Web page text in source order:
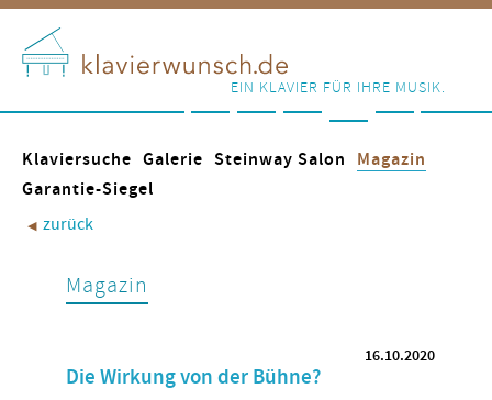
EIN KLAVIER FÜR IHRE MUSIK.
Klaviersuche Galerie Steinway Salon
Magazin
Garantie-Siegel
◀︎ zurück
Magazin
16.10.2020
Die Wirkung von der Bühne?